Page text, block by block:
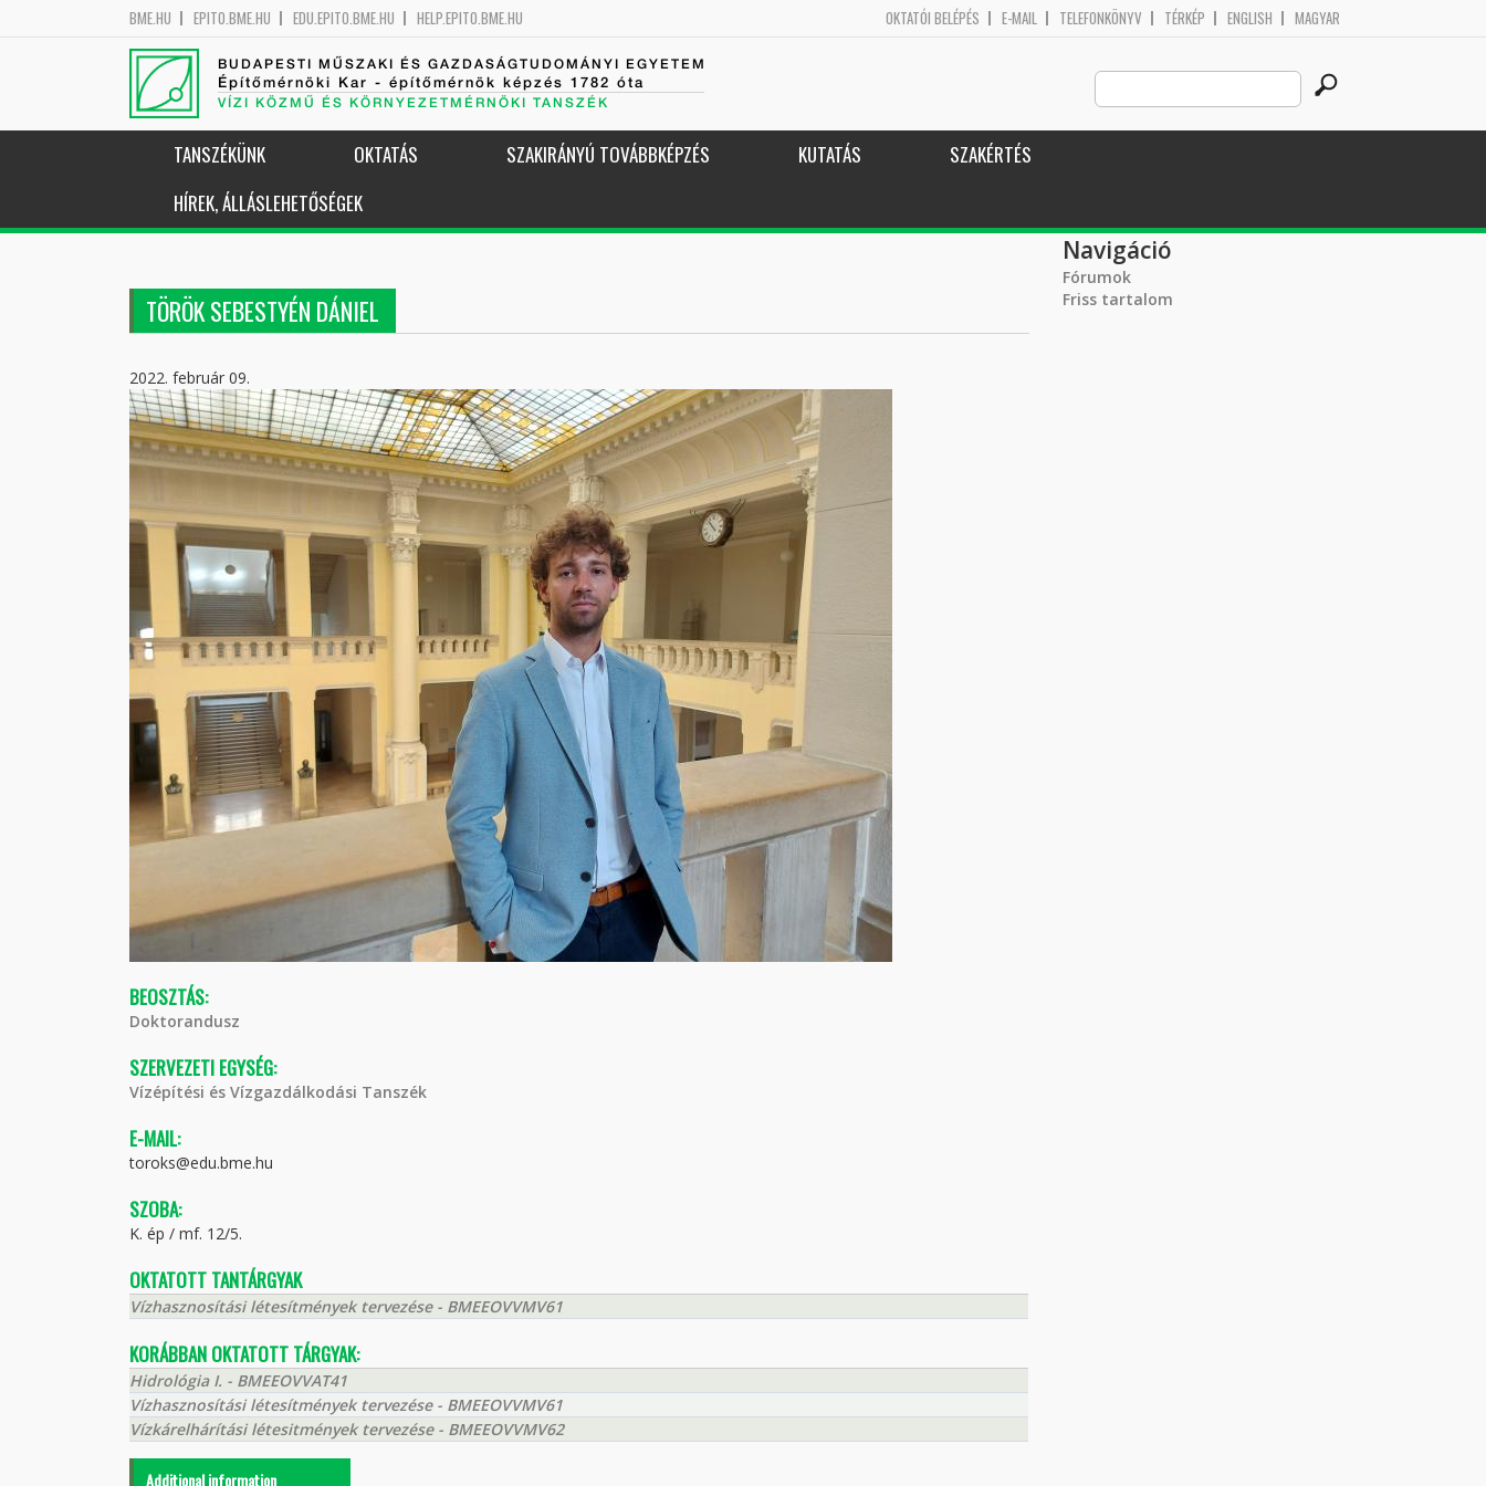
BME.HU EPITO.BME.HU EDU.EPITO.BME.HU HELP.EPITO.BME.HU OKTATÓI BELÉPÉS E-MAIL TELEFONKÖNYV TÉRKÉP ENGLISH MAGYAR
BUDAPESTI MŰSZAKI ÉS GAZDASÁGTUDOMÁNYI EGYETEM
Építőmérnöki Kar - építőmérnök képzés 1782 óta
VÍZI KÖZMŰ ÉS KÖRNYEZETMÉRNÖKI TANSZÉK
Search
this
site
TANSZÉKÜNK OKTATÁS SZAKIRÁNYÚ TOVÁBBKÉPZÉS KUTATÁS
SZAKÉRTÉS
HÍREK, ÁLLÁSLEHETŐSÉGEK
TÖRÖK SEBESTYÉN DÁNIEL
2022. február 09.
BEOSZTÁS:
Doktorandusz
SZERVEZETI EGYSÉG:
Vízépítési és Vízgazdálkodási Tanszék
E-MAIL:
toroks@edu.bme.hu
SZOBA:
K. ép / mf. 12/5.
OKTATOTT TANTÁRGYAK
Vízhasznosítási létesítmények tervezése - BMEEOVVMV61
KORÁBBAN OKTATOTT TÁRGYAK:
Hidrológia I. - BMEEOVVAT41
Vízhasznosítási létesítmények tervezése - BMEEOVVMV61
Vízkárelhárítási létesitmények tervezése - BMEEOVVMV62
Additional information
Navigáció
Fórumok
Friss tartalom